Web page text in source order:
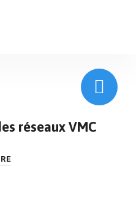
réseaux VMC